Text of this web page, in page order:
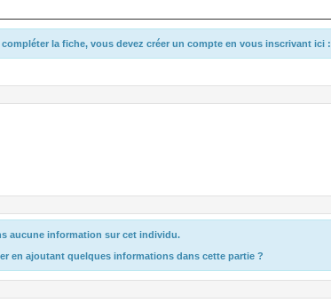
compléter la fiche, vous devez créer un compte en vous inscrivant ici :
aucune information sur cet individu.
en ajoutant quelques informations dans cette partie ?